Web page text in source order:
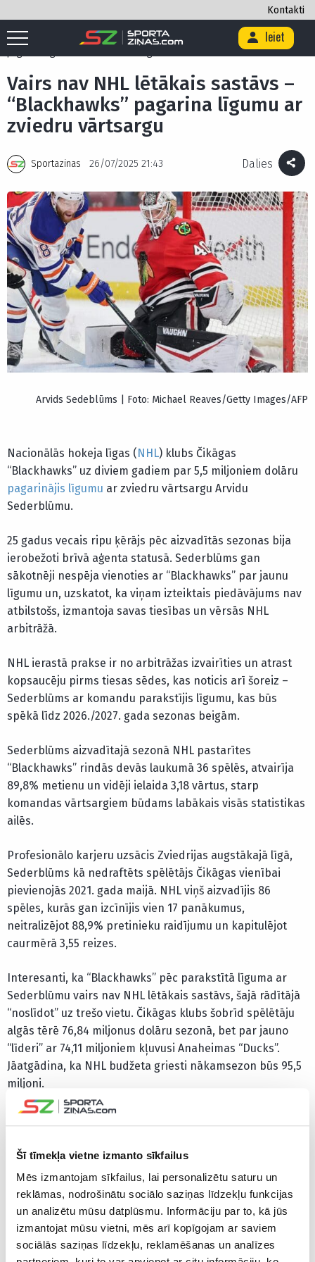
Šī tīmekļa vietne izmanto sīkfailus
Mēs izmantojam sīkfailus, lai personalizētu saturu un
reklāmas, nodrošinātu sociālo saziņas līdzekļu funkcijas
un analizētu mūsu datplūsmu. Informāciju par to, kā jūs
izmantojat mūsu vietni, mēs arī kopīgojam ar saviem
sociālās saziņas līdzekļu, reklamēšanas un analīzes
Kontakti
Ieiet
Sākums / Vairs nav NHL lētākais sastāvs – “Blackhawks”
Vairs nav NHL lētākais sastāvs –
“Blackhawks” pagarina līgumu ar
zviedru vārtsargu
Sportazinas 26/07/2025 21:43 Dalies
Arvids Sedeblūms | Foto: Michael Reaves/Getty Images/AFP
Nacionālās hokeja līgas ( NHL) klubs Čikāgas
“Blackhawks” uz diviem gadiem par 5,5 miljoniem dolāru
pagarinājis līgumu ar zviedru vārtsargu Arvidu
Sederblūmu.
25 gadus vecais ripu ķērājs pēc aizvadītās sezonas bija
ierobežoti brīvā aģenta statusā. Sederblūms gan
sākotnēji nespēja vienoties ar “Blackhawks” par jaunu
līgumu un, uzskatot, ka viņam izteiktais piedāvājums nav
atbilstošs, izmantoja savas tiesības un vērsās NHL
arbitrāžā.
NHL ierastā prakse ir no arbitrāžas izvairīties un atrast
kopsaucēju pirms tiesas sēdes, kas noticis arī šoreiz –
Sederblūms ar komandu parakstījis līgumu, kas būs
spēkā līdz 2026./2027. gada sezonas beigām.
Sederblūms aizvadītajā sezonā NHL pastarītes
“Blackhawks” rindās devās laukumā 36 spēlēs, atvairīja
89,8% metienu un vidēji ielaida 3,18 vārtus, starp
komandas vārtsargiem būdams labākais visās statistikas
ailēs.
Profesionālo karjeru uzsācis Zviedrijas augstākajā līgā,
Sederblūms kā nedraftēts spēlētājs Čikāgas vienībai
pievienojās 2021. gada maijā. NHL viņš aizvadījis 86
spēles, kurās gan izcīnījis vien 17 panākumus,
neitralizējot 88,9% pretinieku raidījumu un kapitulējot
caurmērā 3,55 reizes.
Interesanti, ka “Blackhawks” pēc parakstītā līguma ar
Sederblūmu vairs nav NHL lētākais sastāvs, šajā rādītājā
“noslīdot” uz trešo vietu. Čikāgas klubs šobrīd spēlētāju
algās tērē 76,84 miljonus dolāru sezonā, bet par jauno
“līderi” ar 74,11 miljoniem kļuvusi Anaheimas “Ducks”.
Jāatgādina, ka NHL budžeta griesti nākamsezon būs 95,5
miljoni.
🔔 Saturday morning Sodie signing!
📰 ➡︎https://t.co/6FGg7SFL5y
pic.twitter.com/fcHCA596SK
— Chicago Blackhawks (@NHLBlackhawks)July 26,
2025